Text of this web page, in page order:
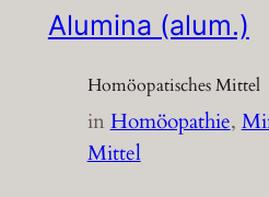
Alumina (alum.)
Homöopatisches Mittel
inHomöopathie,
Mittel